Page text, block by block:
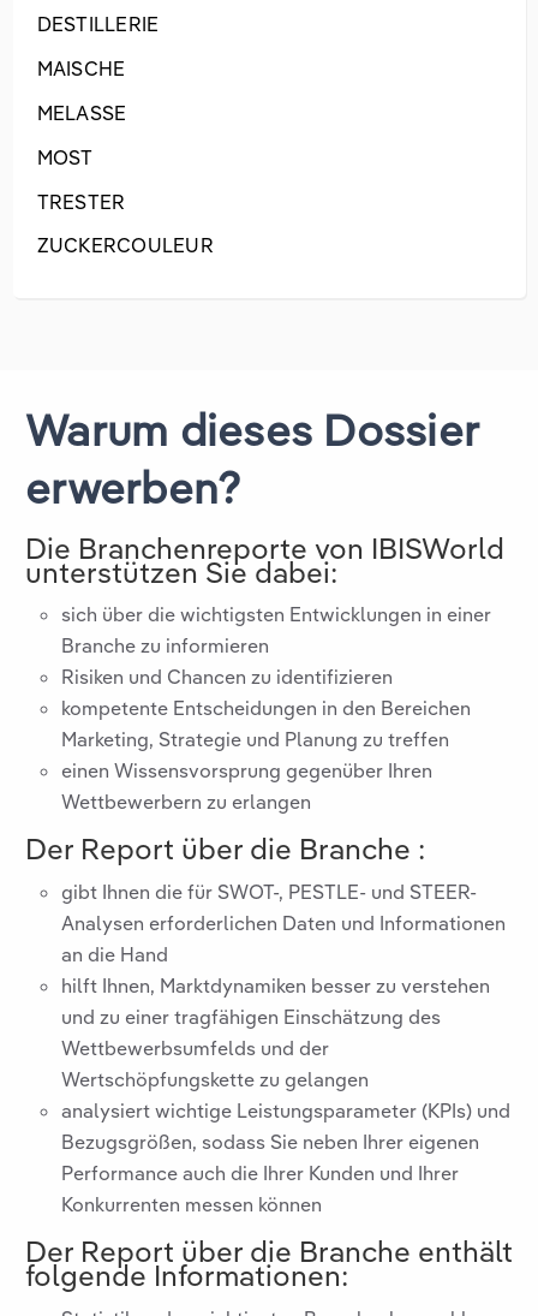
DESTILLERIE
MAISCHE
MELASSE
MOST
TRESTER
ZUCKERCOULEUR
Warum dieses Dossier
erwerben?
Die Branchenreporte von IBISWorld
unterstützen Sie dabei:
sich über die wichtigsten Entwicklungen in einer
Branche zu informieren
Risiken und Chancen zu identifizieren
kompetente Entscheidungen in den Bereichen
Marketing, Strategie und Planung zu treffen
einen Wissensvorsprung gegenüber Ihren
Wettbewerbern zu erlangen
Der Report über die Branche :
gibt Ihnen die für SWOT-, PESTLE- und STEER-
Analysen erforderlichen Daten und Informationen
an die Hand
hilft Ihnen, Marktdynamiken besser zu verstehen
und zu einer tragfähigen Einschätzung des
Wettbewerbsumfelds und der
Wertschöpfungskette zu gelangen
analysiert wichtige Leistungsparameter (KPIs) und
Bezugsgrößen, sodass Sie neben Ihrer eigenen
Performance auch die Ihrer Kunden und Ihrer
Konkurrenten messen können
Der Report über die Branche enthält
folgende Informationen: